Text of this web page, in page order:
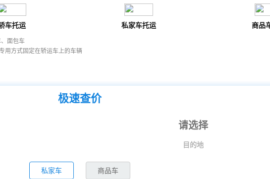
车托运 私家车托运 商品
面包车
用方式固定在轿运车上的车辆
极速查价
目的地
私家车 商品车